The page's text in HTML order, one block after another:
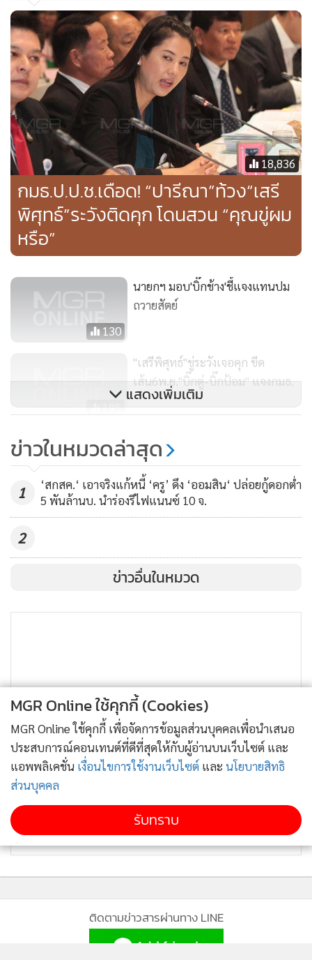
ทั้งนี้หลังการชี้แจงของพล.อ.ชัยชาญ และนายประสาน ทา
งกมธ.ปปช. ก็ได้ประชุมกันต่อ
หลังการประชุม พล.ต.อ.เสรีพิศุทธ์ ออกมาแถลงข่าวว่า ที่ประชุม
คณะกมธ. มีมติ 6 ต่อ 3 เสียง ให้เชิญ พล.อ.ประยุทธ์ จันทร์โอชา
และ พล.อ.ประวิตร วงษ์สุวรรณ มาชี้แจงต่อ กมธ.ปปช. ในวันที่
20 พ.ย.นี้ ในประเด็นเกี่ยวกับการถวายสัตย์ฯ ไม่ครบ และการ
เสนอ ร่าง พ.ร.บ. งบประมาณ ปี 63 ซึ่งการเชิญครั้งนี้ เป็นการ
เชิญเจาะจงไปที่ พล.อ.ประยุทธ์ และ พล.อ.ประวิตร โดยตรง ดัง
ไม่ได้
พล.อ.เสรีพิศุทธ์ กล่าวด้วยว่า การประชุมกมธ.ครั้งนี้ มีกมธ.ใหม่
มาร่วมประชุมด้วย 2 ราย คือ น.ส.ปารีณา ไกรคุปต์ และ นายสิระ
เจนจาคะ จากพรรคพลังประชารัฐ โดยน.ส.ปารีณา ไม่ได้อยู่ร่วม
ประชุมจนเสร็จสิ้น อีกทั้งระหว่างการประชุม ยังได้หยิบโทรศัพท์
มาบันทึกภาพ และไลฟ์สด ซึ่งขัดต่อข้อบังคับการประชุมอีกด้วย
กลับปฏิเสธ
อย่างไรก็ตาม จากกรณีที่เป็นข่าวออกมาเกี่ยวกับการถือครอง
ที่ดิน ภบท.5 โดยไม่ถูกต้อง ที่ประชุมได้หยิบยกประเด็นนี้ขึ้นมา
พิจารณา ดังนั้น คณะกมธ. จะเข้ามาตรวจสอบเรื่องนี้ เพื่อให้เกิด
สื่อมวลชนจะได้เลิกนำเสนอข่าวนี้ เสียที
18,836
กมธ.ป.ป.ช.เดือด! “ปารีณา”ท้วง“เสรี
พิศุทธ์”ระวังติดคุก โดนสวน “คุณขู่ผม
หรือ”
130
นายกฯ มอบ'บิ๊กช้าง'ชี้แจงแทนปม
ถวายสัตย์
195
"เสรีพิศุทธ์"ขู่ระวังเจอคุก ขีด
เส้น6พ.ย."บิ๊กตู่-บิ๊กป้อม" แจงกมธ.
181
ปมถวายสัตย์ ย้ำมั่นใจเสถียรภาพ
รัฐบาล ไม่ระหองระแหง
แสดงเพิ่มเติม
ข่าวในหมวดล่าสุด
1
‘สกสค.‘ เอาจริงแก้หนี้ ‘ครู’ ดึง ‘ออมสิน‘ ปล่อยกู้ดอกต่ำ
5 พันล้านบ. นำร่องรีไฟแนนซ์ 10 จ.
2
ข่าวอื่นในหมวด
ติดตามข่าวสารผ่านทาง LINE
MGR Online ใช้คุกกี้ (Cookies)
MGR Online ใช้คุกกี้ เพื่อจัดการข้อมูลส่วนบุคคลเพื่อนำเสนอ
ประสบการณ์คอนเทนต์ที่ดีที่สุดให้กับผู้อ่านบนเว็บไซต์ และ
แอพพลิเคชั่น เงื่อนไขการใช้งานเว็บไซต์ และ นโยบายสิทธิ
ส่วนบุคคล
รับทราบ